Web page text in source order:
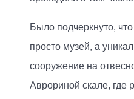
Было подчеркнуто,
просто музей, а
сооружение на
Аврориной скале, где